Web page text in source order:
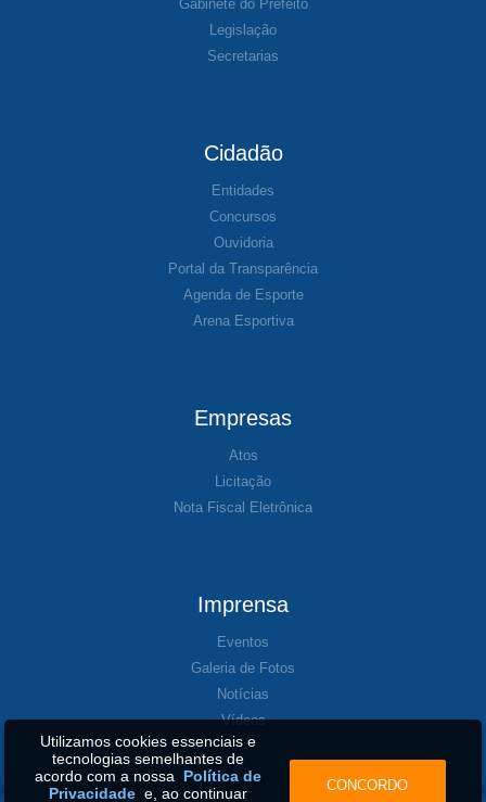
Gabinete do Prefeito
Legislação
Secretarias
Cidadão
Entidades
Concursos
Ouvidoria
Portal da Transparência
Agenda de Esporte
Arena Esportiva
Empresas
Atos
Licitação
Nota Fiscal Eletrônica
Imprensa
Eventos
Galeria de Fotos
Notícias
Vídeos
Utilizamos cookies essenciais e
tecnologias semelhantes de
acordo com a nossa Política de
Privacidadee, ao continuar CONCORDO